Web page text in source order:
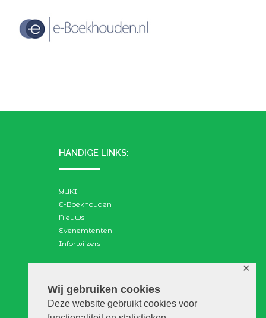
Wij gebruiken cookies
Deze website gebruikt cookies voor
✕
HANDIGE LINKS:
YUKI
E-Boekhouden
Nieuws
Evenemtenten
Inforwijzers